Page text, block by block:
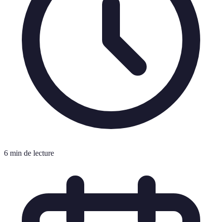
6 min de lecture